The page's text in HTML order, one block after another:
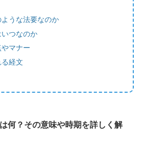
うな法要なのか
つなのか
マナー
経文
何？その意味や時期を詳しく解